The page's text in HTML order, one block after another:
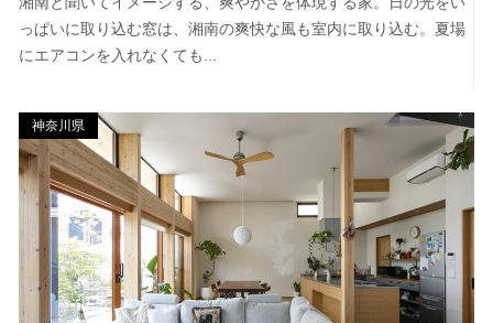
っぱいに取り込む窓は、湘南の爽快な風も室内に取り込む。夏場
にエアコンを入れなくても...
神奈川県